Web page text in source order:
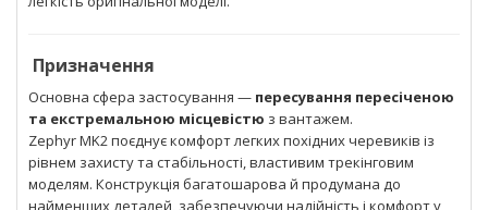
Призначення
Основна сфера застосування — пересування пересіченою
та екстремальною місцевістю з вантажем.
Zephyr MK2 поєднує комфорт легких похідних черевиків із
рівнем захисту та стабільності, властивим трекінговим
моделям. Конструкція багатошарова й продумана до
найменших деталей, забезпечуючи надійність і комфорт у